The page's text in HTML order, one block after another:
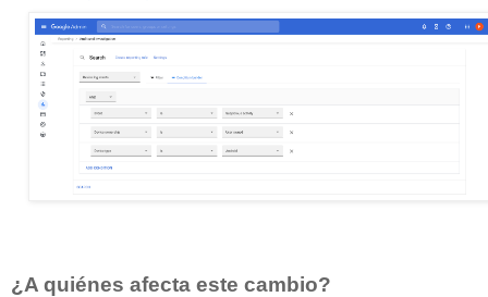
¿A quiénes afecta este cambio?